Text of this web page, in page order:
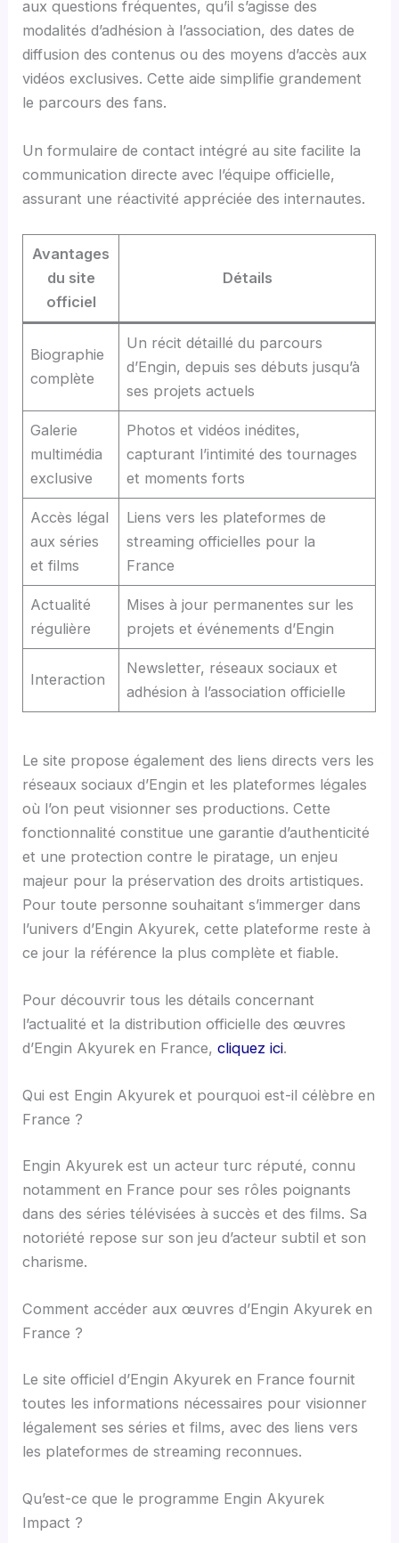
aux questions fréquentes, qu’il s’agisse des
modalités d’adhésion à l’association, des dates de
diffusion des contenus ou des moyens d’accès aux
vidéos exclusives. Cette aide simplifie grandement
le parcours des fans.
Un formulaire de contact intégré au site facilite la
communication directe avec l’équipe officielle,
assurant une réactivité appréciée des internautes.
Avantages
du site
officiel
Détails
Biographie
complète
Un récit détaillé du parcours
d’Engin, depuis ses débuts jusqu’à
ses projets actuels
Galerie
multimédia
exclusive
Photos et vidéos inédites,
capturant l’intimité des tournages
et moments forts
Accès légal
aux séries
et films
Liens vers les plateformes de
streaming officielles pour la
France
Actualité
régulière
Mises à jour permanentes sur les
projets et événements d’Engin
Interaction
Newsletter, réseaux sociaux et
adhésion à l’association officielle
Le site propose également des liens directs vers les
réseaux sociaux d’Engin et les plateformes légales
où l’on peut visionner ses productions. Cette
fonctionnalité constitue une garantie d’authenticité
et une protection contre le piratage, un enjeu
majeur pour la préservation des droits artistiques.
Pour toute personne souhaitant s’immerger dans
l’univers d’Engin Akyurek, cette plateforme reste à
ce jour la référence la plus complète et fiable.
Pour découvrir tous les détails concernant
l’actualité et la distribution officielle des œuvres
d’Engin Akyurek en France,cliquez ici.
Qui est Engin Akyurek et pourquoi est-il célèbre en
France ?
Engin Akyurek est un acteur turc réputé, connu
notamment en France pour ses rôles poignants
dans des séries télévisées à succès et des films. Sa
notoriété repose sur son jeu d’acteur subtil et son
charisme.
Comment accéder aux œuvres d’Engin Akyurek en
France ?
Le site officiel d’Engin Akyurek en France fournit
toutes les informations nécessaires pour visionner
légalement ses séries et films, avec des liens vers
les plateformes de streaming reconnues.
Qu’est-ce que le programme Engin Akyurek
Impact ?